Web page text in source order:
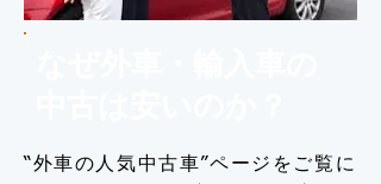
“外車の人気中古車”ページをご覧に